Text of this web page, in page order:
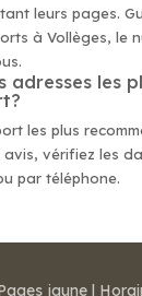
leurs pages.
à Vollèges, le
adresses les
les plus
vérifiez les
par téléphone.
jaune |